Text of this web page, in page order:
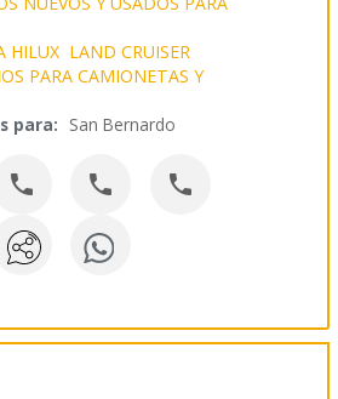
HILUX LAND CRUISER
PARA CAMIONETAS Y
para: San Bernardo
  